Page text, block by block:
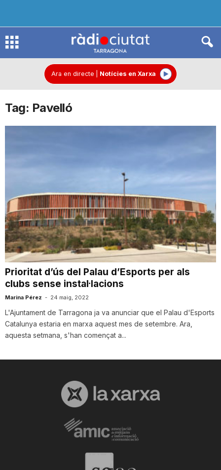
R
d
C
i
u
t
a
t
Ara en directe Notícies en Xarxa
Tag: Pavelló
Prioritat d’ús del Palau d’Esports per als
clubs sense instal·lacions
Marina Pérez - 24 maig, 2022
L'Ajuntament de Tarragona ja va anunciar que el Palau d'Esports
Catalunya estaria en marxa aquest mes de setembre. Ara,
aquesta setmana, s'han començat a...